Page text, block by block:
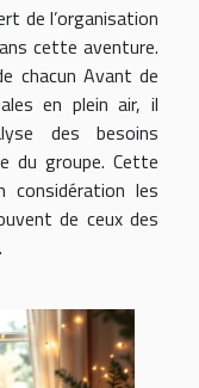
de l’organisation
cette aventure.
chacun Avant de
en plein air, il
des besoins
du groupe. Cette
considération les
de ceux des